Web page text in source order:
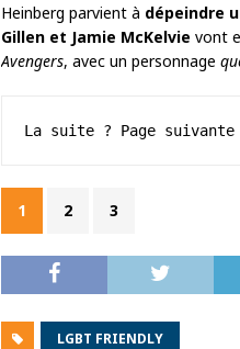
Heinberg parvient à dépeindre
Gillen et Jamie McKelvie vont
Avengers, avec un personnage
La suite ? Page
1 2 3
LGBT FRIENDLY